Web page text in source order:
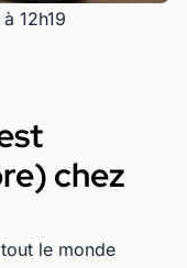
12h19
chez
le monde